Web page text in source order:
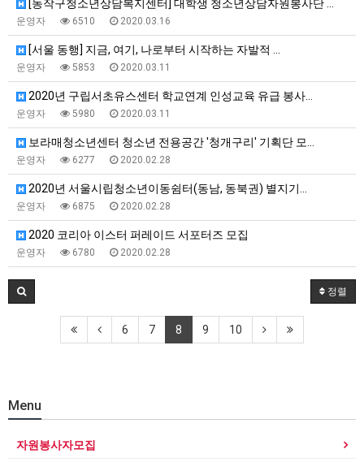
[동작구청소년상담복지센터] 대학생 청소년상담자원봉사단 …
운영자 6510 2020.03.16
[서울 동행] 지금, 여기, 나로부터 시작하는 자발적 …
운영자 5853 2020.03.11
2020년 구립서초유스센터 학교연계 인성교육 유급 봉사…
운영자 5980 2020.03.11
보라매청소년센터 청소년 전용공간 '청개구리' 기획단 모…
운영자 6277 2020.02.28
2020년 서울시립청소년이동쉼터(동남, 동북권) 별지기…
운영자 6875 2020.02.28
2020 코리아 이스터 퍼레이드 서포터즈 모집
운영자 6780 2020.02.28
정렬
6 7 8 9 10
Menu
자원봉사자모집